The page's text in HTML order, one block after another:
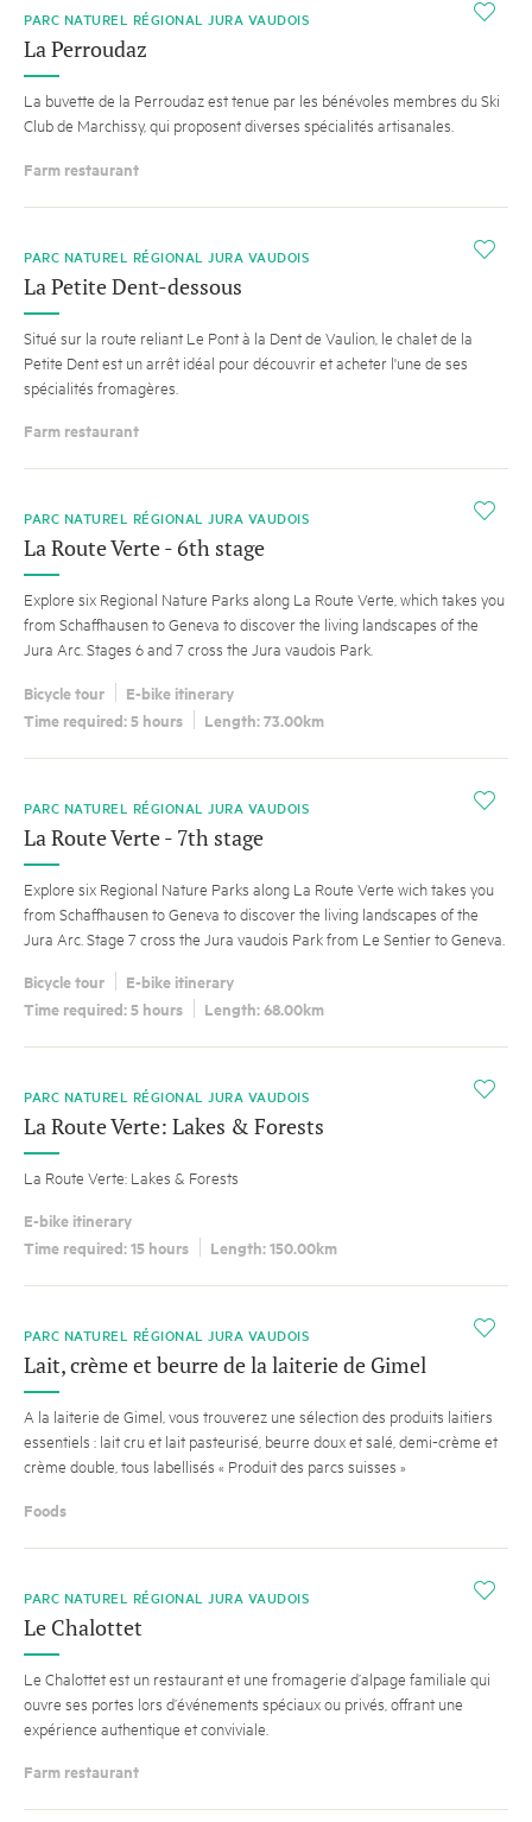
i
PARC NATUREL RÉGIONAL JURA VAUDOIS
La Perroudaz
La buvette de la Perroudaz est tenue par les bénévoles membres du Ski
Club de Marchissy, qui proposent diverses spécialités artisanales.
Farm restaurant
i
PARC NATUREL RÉGIONAL JURA VAUDOIS
La Petite Dent-dessous
Situé sur la route reliant Le Pont à la Dent de Vaulion, le chalet de la
Petite Dent est un arrêt idéal pour découvrir et acheter l'une de ses
spécialités fromagères.
Farm restaurant
i
PARC NATUREL RÉGIONAL JURA VAUDOIS
La Route Verte - 6th stage
Explore six Regional Nature Parks along La Route Verte, which takes you
from Schaffhausen to Geneva to discover the living landscapes of the
Jura Arc. Stages 6 and 7 cross the Jura vaudois Park.
Bicycle tour
E-bike itinerary
Time required: 5 hours
Length: 73.00km
i
PARC NATUREL RÉGIONAL JURA VAUDOIS
La Route Verte - 7th stage
Explore six Regional Nature Parks along La Route Verte wich takes you
from Schaffhausen to Geneva to discover the living landscapes of the
Jura Arc. Stage 7 cross the Jura vaudois Park from Le Sentier to Geneva.
Bicycle tour
E-bike itinerary
Time required: 5 hours
Length: 68.00km
i
PARC NATUREL RÉGIONAL JURA VAUDOIS
La Route Verte: Lakes & Forests
La Route Verte: Lakes & Forests
E-bike itinerary
Time required: 15 hours
Length: 150.00km
i
PARC NATUREL RÉGIONAL JURA VAUDOIS
Lait, crème et beurre de la laiterie de Gimel
A la laiterie de Gimel, vous trouverez une sélection des produits laitiers
essentiels : lait cru et lait pasteurisé, beurre doux et salé, demi-crème et
crème double, tous labellisés « Produit des parcs suisses »
Foods
i
PARC NATUREL RÉGIONAL JURA VAUDOIS
Le Chalottet
Le Chalottet est un restaurant et une fromagerie d’alpage familiale qui
ouvre ses portes lors d’événements spéciaux ou privés, offrant une
expérience authentique et conviviale.
Farm restaurant